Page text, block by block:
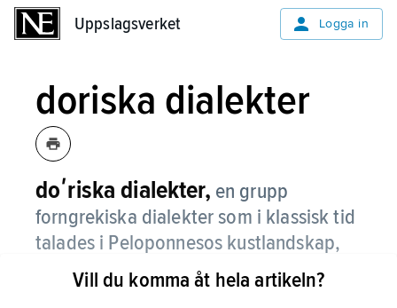
Uppslagsverket Logga in
doriska dialekter
doʹriska dialekter, en grupp
forngrekiska dialekter som i klassisk tid
talades i Peloponnesos kustlandskap,
på de sydligaste öarna i Egeiska havet
samt i doriska kolonier som Kyrene och
Vill du komma åt hela artikeln?